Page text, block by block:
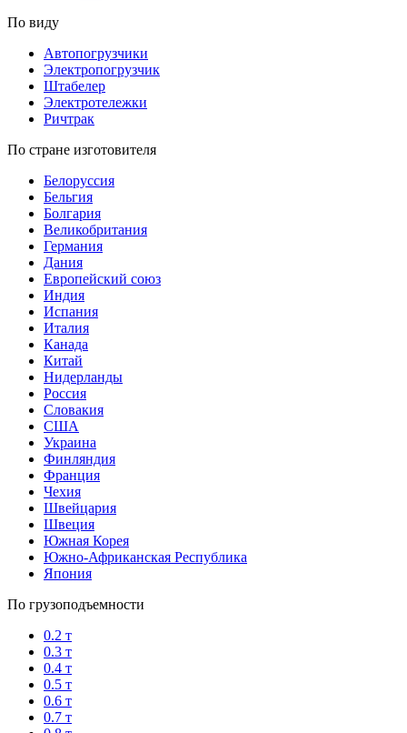
По виду
Автопогрузчики
Электропогрузчик
Штабелер
Электротележки
Ричтрак
По стране изготовителя
Белоруссия
Бельгия
Болгария
Великобритания
Германия
Дания
Европейский союз
Индия
Испания
Италия
Канада
Китай
Нидерланды
Россия
Словакия
США
Украина
Финляндия
Франция
Чехия
Швейцария
Швеция
Южная Корея
Южно-Африканская Республика
Япония
По грузоподъемности
0.2 т
0.3 т
0.4 т
0.5 т
0.6 т
0.7 т